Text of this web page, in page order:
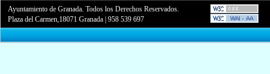
Ayuntamiento de Granada. Todos los Derechos Reservados.
Plaza del Carmen,18071 Granada |958 539 697